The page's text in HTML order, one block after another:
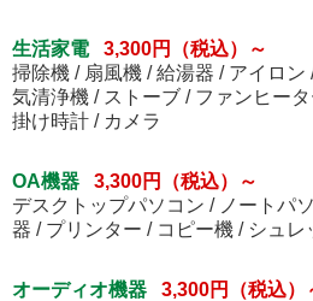
生活家電
3,300円（税込）～
掃除機 / 扇風機 / 給湯器 / アイロン
気清浄機 / ストーブ / ファンヒー
掛け時計 / カメラ
OA機器
3,300円（税込）～
デスクトップパソコン / ノートパ
器 / プリンター / コピー機 / シュ
オーディオ機器
3,300円（税込）